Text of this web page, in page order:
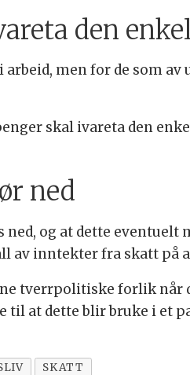
den
men for de som
skal ivareta den
ned
og at dette
av inntekter fra skatt på
tverrpolitiske forlik når
til at dette blir bruke i et
SKATT